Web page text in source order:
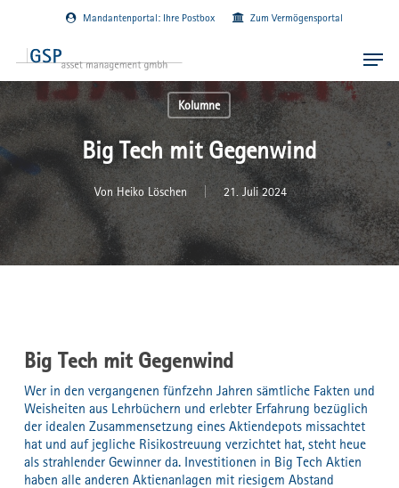
content
Mandantenportal: Ihre Postbox Zum Vermögensportal
Menu
Kolumne
Big Tech mit Gegenwind
Von Heiko Löschen 21. Juli 2024
Big Tech mit Gegenwind
Wer in den vergangenen fünfzehn Jahren sämtliche Fakten und
Weisheiten aus Lehrbüchern und erlebter Erfahrung bezüglich
der idealen Zusammensetzung eines Aktiendepots missachtet
hat und auf jegliche Risikostreuung verzichtet hat, steht heue
als strahlender Gewinner da. Investitionen in Big Tech Aktien
haben alle anderen Aktienanlagen mit riesigem Abstand